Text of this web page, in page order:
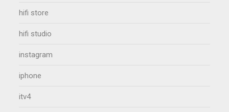
hifi store
hifi studio
instagram
iphone
itv4